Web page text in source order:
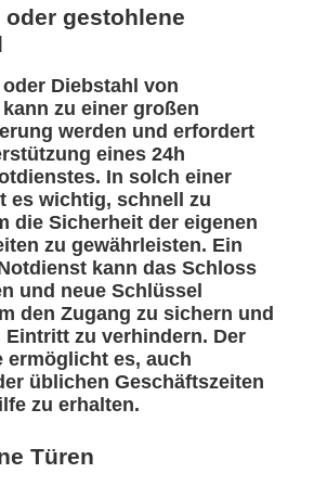
oder gestohlene
Diebstahl von
zu einer großen
werden und erfordert
eines 24h
In solch einer
es wichtig, schnell zu
die Sicherheit der eigenen
zu gewährleisten. Ein
kann das Schloss
und neue Schlüssel
den Zugang zu sichern und
Eintritt zu verhindern. Der
ermöglicht es, auch
üblichen Geschäftszeiten
zu erhalten.
Türen